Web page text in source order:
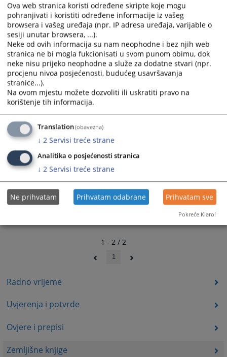
Radno vrijeme
Uvjerenja i potvrde
Ovjere i prepisi
Zemljišne knjige
1874PREGLEDA
1 - 2 / 2
1
Ova web stranica koristi određene skripte koje mogu
pohranjivati i koristiti određene informacije iz vašeg
browsera i vašeg uređaja (npr. IP adresa uređaja, varijable o
sesiji unutar browsera, ...).
Neke od ovih informacija su nam neophodne i bez njih web
stranica ne bi mogla fukcionisati u svom punom obimu, dok
neke nisu prijeko neophodne a služe za dodatne stvari (npr.
procjenu nivoa posjećenosti, budućeg usavršavanja
stranice...).
Na ovom mjestu možete dozvoliti ili uskratiti pravo na
korištenje tih informacija.
Translation(obavezna)
↓ 2 Servisi treće strane
Analitika o posjećenosti stranica
↓ 2 Servisi treće strane
Ne prihvatam Prihvatam odabrane Prihvatam sve
Pokreće Klaro!